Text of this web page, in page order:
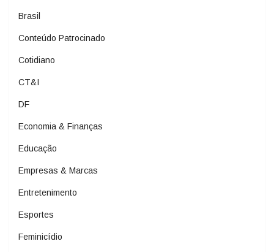
Brasil
Conteúdo Patrocinado
Cotidiano
CT&I
DF
Economia & Finanças
Educação
Empresas & Marcas
Entretenimento
Esportes
Feminicídio